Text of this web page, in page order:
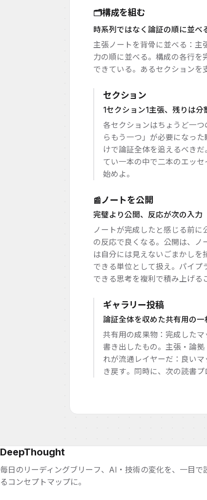
🗂️構成を組む
時系列ではなく論証の順に並べ
主張ノートを背骨に並べる：
力の順に並べる。構成の各行を
できている。あるセクションを
セクション
1セクション1主張、残りは分
各セクションはちょうど一
らもう一つ」が必要になっ
けで論証全体を追えるべき
てい一本の中で二本のエッ
始めよ。
📰ノートを公開
完璧より公開、反応が次の入力
ノートが完成したと感じる前
の反応で良くなる。公開は、ノ
は自分には見えないごまかし
できる単位として扱え。パイプ
できる思考を複利で積み上げる
ギャラリー投稿
論証全体を収めた共有用の一
共有用の成果物：完成した
書き出したもの。主張・論
れが流通レイヤーだ：良い
き戻す。同時に、次の読書
DeepThought
毎日のリーディングブリーフ、AI・技術の変化を、一目で
るコンセプトマップに。